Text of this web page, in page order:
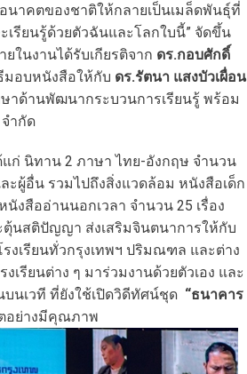
าคตของชาติให้กลายเป็นเมล็ดพันธุ์ที่
รียนรู้ด้วยตัวฉันและโลกใบนี้” จัดขึ้น
ในงานได้รับเกียรติจาก ดร.กอบศักดิ์
มอบหนังสือให้กับ ดร.รัตนา แสงบัวเผื่อน
าด้านพัฒนากระบวนการเรียนรู้ พร้อม
ำกัด
แก่ นิทาน 2 ภาษา ไทย-อังกฤษ จำนวน
ละผู้อื่น รวมไปถึงสิ่งแวดล้อม หนังสือเด็ก
งสืออ่านนอกเวลา จำนวน 25 เรื่อง
ตุ้นสติปัญญา ส่งเสริมจินตนาการให้กับ
งเรียนทั่วกรุงเทพฯ ปริมณฑล และต่าง
รียนต่าง ๆ มาร่วมงานด้วยตัวเอง และ
นเวที ที่ยังใช้เปิดวิดีทัศน์ชุด “ธนาคาร
ตอย่างมีคุณภาพ